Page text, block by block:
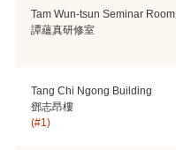
Tam Wun-tsun Seminar Room
譚蘊真研修室
Tang Chi Ngong Building
鄧志昂樓
(#1)